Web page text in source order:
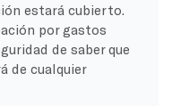
estará cubierto.
por gastos
de saber que
de cualquier